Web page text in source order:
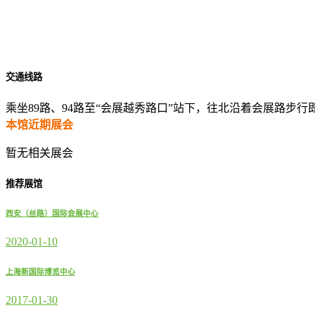
交通线路
乘坐89路、94路至“会展越秀路口”站下，往北沿着会展路步行
本馆近期展会
暂无相关展会
推荐展馆
西安（丝路）国际会展中心
2020-01-10
上海新国际博览中心
2017-01-30